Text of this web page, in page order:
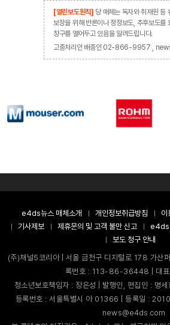
[열린보도원칙] 당 매체는 독자와 취재원 등
보장을 위해 반론이나 정정보도, 추후보도를
창구를 열어두고 있음을 알려드립니다.
고충처리인 배종인 02-866-9957 ,
e4ds뉴스 매체소개 개인정보취급방침 이
기사제보
제휴문의 및 고객 불만 신고 e4ds
보도 청구 안내
(주)채널5코리아 | 서울 금천구 디지털로 178 가산
록번호 : 113-86-36448 | 대표
청소년보호책임자 : 장은성 | 발행인, 편집인 :
등록번호 : 서울특별시 아 01366 | 등록일 :
news@e4ds.com